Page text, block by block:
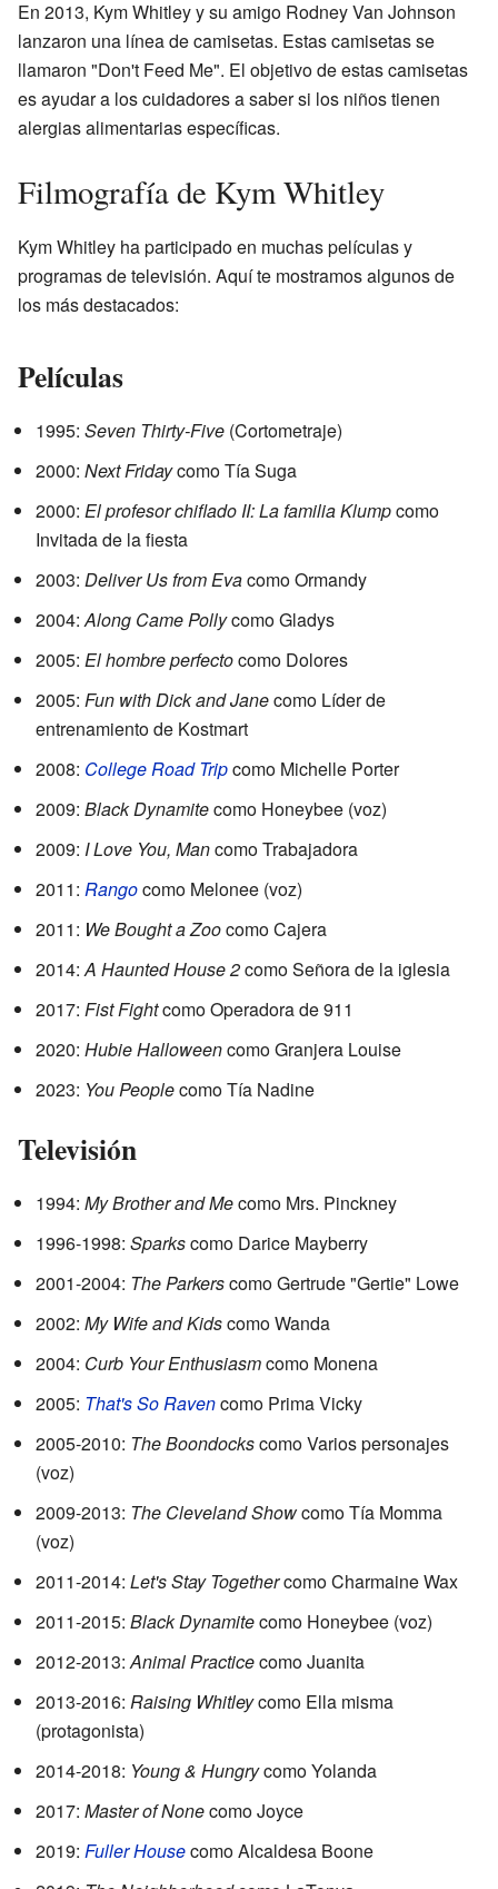
En 2013, Kym Whitley y su amigo Rodney Van Johnson
lanzaron una línea de camisetas. Estas camisetas se
llamaron "Don't Feed Me". El objetivo de estas camisetas
es ayudar a los cuidadores a saber si los niños tienen
alergias alimentarias específicas.
Filmografía de Kym Whitley
Kym Whitley ha participado en muchas películas y
programas de televisión. Aquí te mostramos algunos de
los más destacados:
Películas
1995: Seven Thirty-Five (Cortometraje)
2000: Next Fridaycomo Tía Suga
2000: El profesor chiflado II: La familia Klumpcomo
Invitada de la fiesta
2003: Deliver Us from Evacomo Ormandy
2004:Along Came Pollycomo Gladys
2005: El hombre perfectocomo Dolores
2005: Fun with Dick and Janecomo Líder de
entrenamiento de Kostmart
2008: College Road Tripcomo Michelle Porter
2009: Black Dynamitecomo Honeybee (voz)
2009: I Love You, Mancomo Trabajadora
2011: Rangocomo Melonee (voz)
2011: We Bought a Zoocomo Cajera
2014:A Haunted House 2como Señora de la iglesia
2017: Fist Fightcomo Operadora de 911
2020: Hubie Halloweencomo Granjera Louise
2023: You Peoplecomo Tía Nadine
Televisión
1994: My Brother and Mecomo Mrs. Pinckney
1996-1998: Sparkscomo Darice Mayberry
2001-2004: The Parkerscomo Gertrude "Gertie" Lowe
2002: My Wife and Kidscomo Wanda
2004: Curb Your Enthusiasmcomo Monena
2005: That's So Ravencomo Prima Vicky
2005-2010: The Boondockscomo Varios personajes
(voz)
2009-2013: The Cleveland Showcomo Tía Momma
(voz)
2011-2014: Let's Stay Togethercomo Charmaine Wax
2011-2015: Black Dynamitecomo Honeybee (voz)
2012-2013:Animal Practicecomo Juanita
2013-2016: Raising Whitleycomo Ella misma
(protagonista)
2014-2018: Young & Hungrycomo Yolanda
2017: Master of Nonecomo Joyce
2019: Fuller Housecomo Alcaldesa Boone